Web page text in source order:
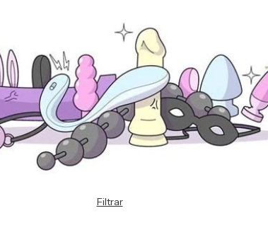
Filtrar